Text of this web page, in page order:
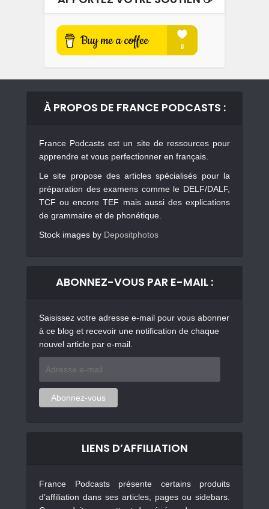
À PROPOS DE FRANCE PODCASTS :
France Podcasts est un site de ressources pour
apprendre et vous perfectionner en français.
Le site propose des articles spécialisés pour la
préparation des examens comme le DELF/DALF,
TCF ou encore TEF mais aussi des explications
de grammaire et de phonétique.
Stock images by Depositphotos
ABONNEZ-VOUS PAR E-MAIL :
Saisissez votre adresse e-mail pour vous abonner
à ce blog et recevoir une notification de chaque
nouvel article par e-mail.
mail
Abonnez-vous
LIENS D’AFFILIATION
France Podcasts présente certains produits
d’affiliation dans ses articles, pages ou sidebars.